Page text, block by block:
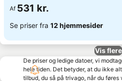
Af 531 kr.
Se priser fra 12 hjemmesider
Vis flere
De priser og ledige datoer, vi
hele tiden. Det betyder, at du ikke
tilbud, du så på trivago, når du